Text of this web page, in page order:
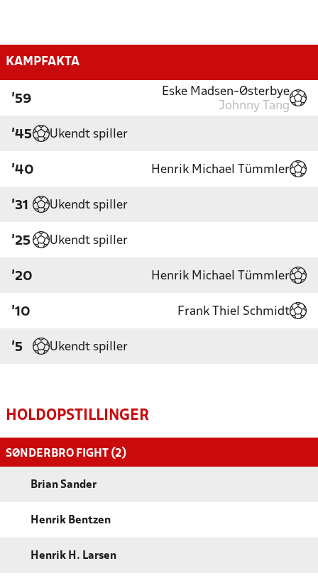
KAMPFAKTA
'59
Eske Madsen-Østerbye
Johnny Tang
'45 Ukendt spiller
'40 Henrik Michael Tümmler
'31 Ukendt spiller
'25 Ukendt spiller
'20 Henrik Michael Tümmler
'10 Frank Thiel Schmidt
'5 Ukendt spiller
HOLDOPSTILLINGER
SØNDERBRO FIGHT (2)
Brian Sander
Henrik Bentzen
Henrik H. Larsen